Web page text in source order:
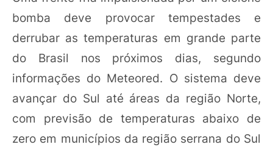
bomba deve provocar tempestades e
derrubar as temperaturas em grande parte
do Brasil nos próximos dias, segundo
informações do Meteored. O sistema deve
avançar do Sul até áreas da região Norte,
com previsão de temperaturas abaixo de
zero em municípios da região serrana do Sul